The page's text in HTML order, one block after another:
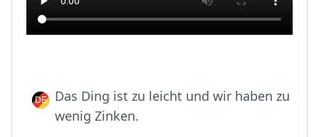
Das Ding ist zu leicht und wir haben zu
wenig Zinken.